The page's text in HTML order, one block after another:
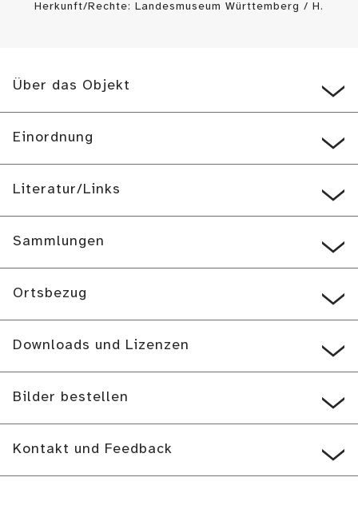
Herkunft/Rechte: Landesmuseum Württemberg / H.
Über das Objekt
Einordnung
Literatur/Links
Sammlungen
Ortsbezug
Downloads und Lizenzen
Bilder bestellen
Kontakt und Feedback